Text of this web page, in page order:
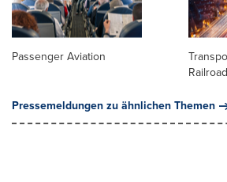
Passenger Aviation
Railroad
Pressemeldungen zu ähnlichen Themen